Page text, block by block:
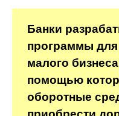
Банки
программы для
малого
помощью
оборотные